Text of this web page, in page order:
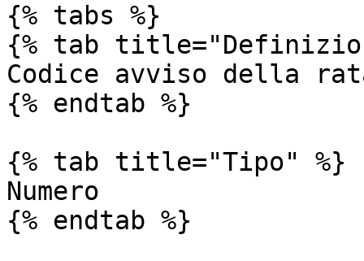
{% tabs %}
{% tab
Codice avviso della
{% endtab %}
{% tab title="Tipo" %}
Numero
{% endtab %}